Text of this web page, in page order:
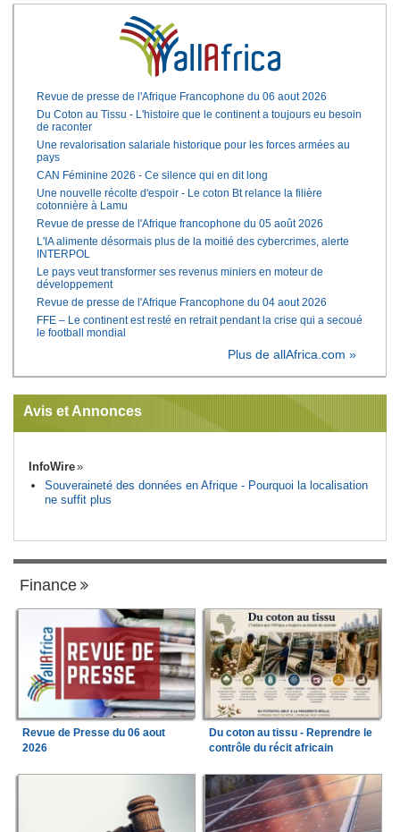
Revue de presse de l'Afrique Francophone du 06 aout 2026
Du Coton au Tissu - L'histoire que le continent a toujours eu besoin
de raconter
Une revalorisation salariale historique pour les forces armées au
pays
CAN Féminine 2026 - Ce silence qui en dit long
Une nouvelle récolte d'espoir - Le coton Bt relance la filière
cotonnière à Lamu
Revue de presse de l'Afrique francophone du 05 août 2026
L'IA alimente désormais plus de la moitié des cybercrimes, alerte
INTERPOL
Le pays veut transformer ses revenus miniers en moteur de
développement
Revue de presse de l'Afrique Francophone du 04 aout 2026
FFE – Le continent est resté en retrait pendant la crise qui a secoué
le football mondial
Plus de allAfrica.com »
Avis et Annonces
InfoWire
Souveraineté des données en Afrique - Pourquoi la localisation
ne suffit plus
Finance
Revue de Presse du 06 aout
2026
Du coton au tissu - Reprendre le
contrôle du récit africain